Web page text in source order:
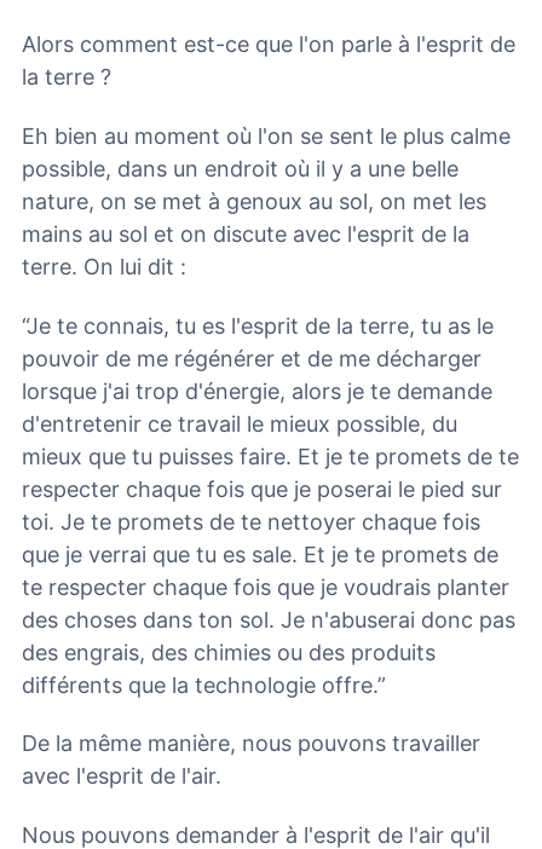
Alors comment est-ce que l'on parle à l'esprit de
la terre ?
Eh bien au moment où l'on se sent le plus calme
possible, dans un endroit où il y a une belle
nature, on se met à genoux au sol, on met les
mains au sol et on discute avec l'esprit de la
terre. On lui dit :
“Je te connais, tu es l'esprit de la terre, tu as le
pouvoir de me régénérer et de me décharger
lorsque j'ai trop d'énergie, alors je te demande
d'entretenir ce travail le mieux possible, du
mieux que tu puisses faire. Et je te promets de te
respecter chaque fois que je poserai le pied sur
toi. Je te promets de te nettoyer chaque fois
que je verrai que tu es sale. Et je te promets de
te respecter chaque fois que je voudrais planter
des choses dans ton sol. Je n'abuserai donc pas
des engrais, des chimies ou des produits
différents que la technologie offre.”
De la même manière, nous pouvons travailler
avec l'esprit de l'air.
Nous pouvons demander à l'esprit de l'air qu'il